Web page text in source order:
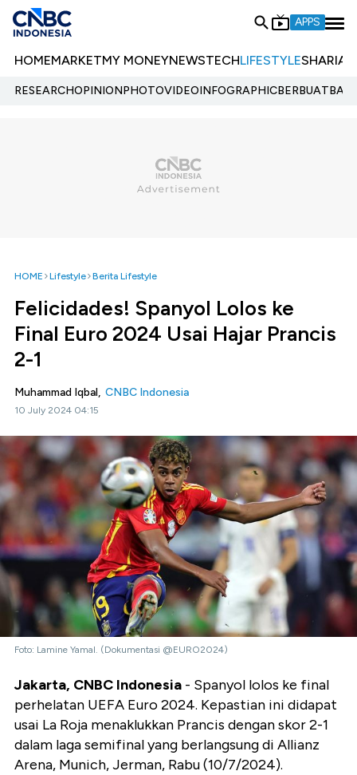
APPS
HOMEMARKETMY MONEYNEWSTECHLIFESTYLESHARIA
RESEARCHOPINIONPHOTOVIDEOINFOGRAPHIC
HOME Lifestyle Berita Lifestyle
Felicidades! Spanyol Lolos ke
Final Euro 2024 Usai Hajar Prancis
2-1
Muhammad Iqbal, CNBC Indonesia
10 July 2024 04:15
Foto: Lamine Yamal. (Dokumentasi @EURO2024)
Jakarta, CNBC Indonesia - Spanyol lolos ke final
perhelatan UEFA Euro 2024. Kepastian ini didapat
usai La Roja menaklukkan Prancis dengan skor 2-1
dalam laga semifinal yang berlangsung di Allianz
Arena, Munich, Jerman, Rabu (10/7/2024).